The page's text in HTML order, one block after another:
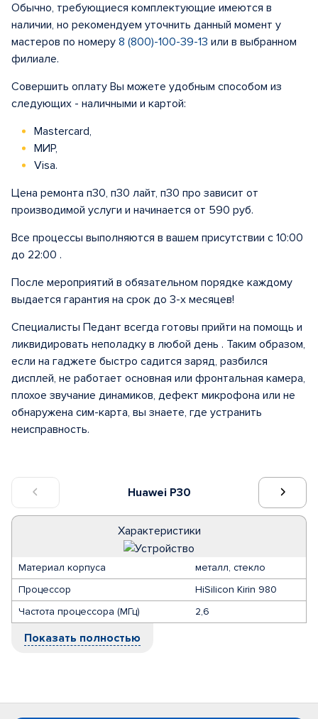
Huawei P30
Характеристики
Материал корпуса
металл, стекло
Процессор
HiSilicon Kirin 980
Частота процессора (МГц)
2,6
Показать полностью
Обычно, требующиеся комплектующие имеются в
наличии, но рекомендуем уточнить данный момент у
мастеров по номеру 8 (800)-100-39-13 или в выбранном
филиале.
Совершить оплату Вы можете удобным способом из
следующих - наличными и картой:
Mastercard,
МИР,
Visa.
Цена ремонта п30, п30 лайт, п30 про зависит от
производимой услуги и начинается от 590 руб.
Все процессы выполняются в вашем присутствии с 10:00
до 22:00 .
После мероприятий в обязательном порядке каждому
выдается гарантия на срок до 3-х месяцев!
Специалисты Педант всегда готовы прийти на помощь и
ликвидировать неполадку в любой день . Таким образом,
если на гаджете быстро садится заряд, разбился
дисплей, не работает основная или фронтальная камера,
плохое звучание динамиков, дефект микрофона или не
обнаружена сим-карта, вы знаете, где устранить
неисправность.